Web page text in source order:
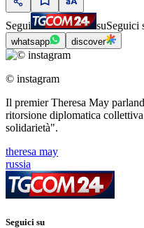
Segui suSeguici
whatsapp discover
© instagram
Il premier Theresa May
ritorsione diplomatica
solidarietà".
theresa may
russia
Seguici su